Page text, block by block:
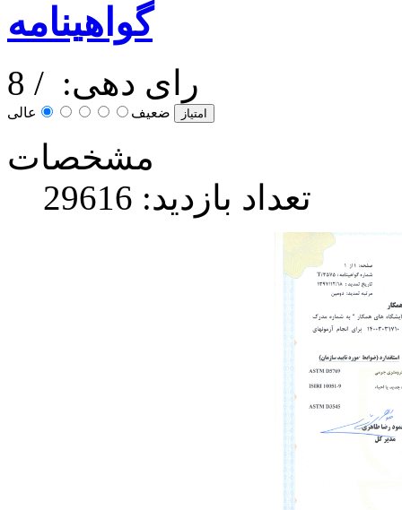
گواهینامه
رای دهی: / 8
ضعیف
مشخصات
تعداد بازدید: 29616